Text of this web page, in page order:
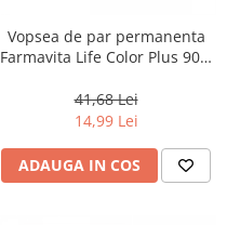
Vopsea de par permanenta
Farmavita Life Color Plus 903,
Super Light, 100 ml
41,68 Lei
14,99 Lei
ADAUGA IN COS